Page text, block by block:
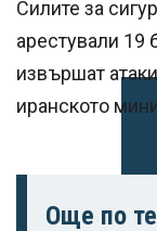
Силите за
арестували 19
извършат
иранското
Още по